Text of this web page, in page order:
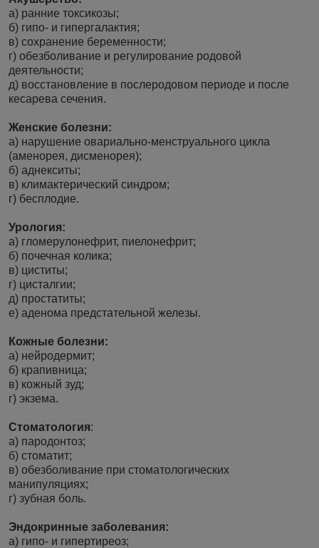
а) ранние токсикозы;
б) гипо- и гипергалактия;
в) сохранение беременности;
г) обезболивание и регулирование родовой
деятельности;
д) восстановление в послеродовом периоде и после
кесарева сечения.
Женские болезни:
а) нарушение овариально-менструального цикла
(аменорея, дисменорея);
б) аднекситы;
в) климактерический синдром;
г) бесплодие.
Урология:
а) гломерулонефрит, пиелонефрит;
б) почечная колика;
в) циститы;
г) цисталгии;
д) простатиты;
е) аденома предстательной железы.
Кожные болезни:
а) нейродермит;
б) крапивница;
в) кожный зуд;
г) экзема.
Стоматология:
а) пародонтоз;
б) стоматит;
в) обезболивание при стоматологических
манипуляциях;
г) зубная боль.
Эндокринные заболевания:
а) гипо- и гипертиреоз;